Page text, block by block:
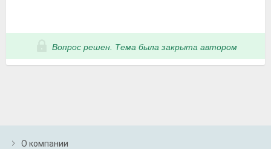
Вопрос решен. Тема была закрыта автором
О компании